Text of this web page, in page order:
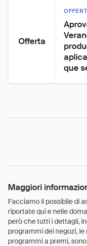
Offerta
que
Maggiori
Facciamo il possibile di
riportate qui e nelle
però che tutti i dettagli,
programmi dei negozi,
programmi a premi,